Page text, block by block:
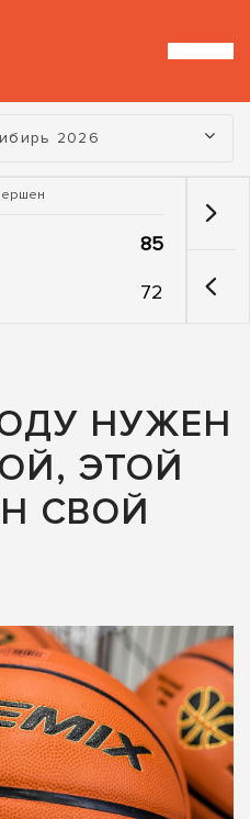
2026
85
72
НУЖЕН
ЭТОЙ
СВОЙ